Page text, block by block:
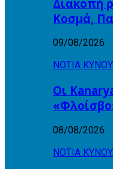
Διακοπή
Κοσμά,
09/08/2026
ΝΟΤΙΑ
Οι
08/08/2026
ΝΟΤΙΑ